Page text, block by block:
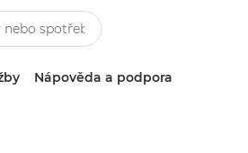
Nápověda a podpora